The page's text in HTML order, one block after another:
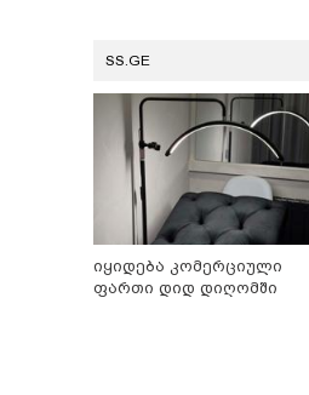
SS.GE
იყიდება კომერციული
ფართი დიდ დიღომში